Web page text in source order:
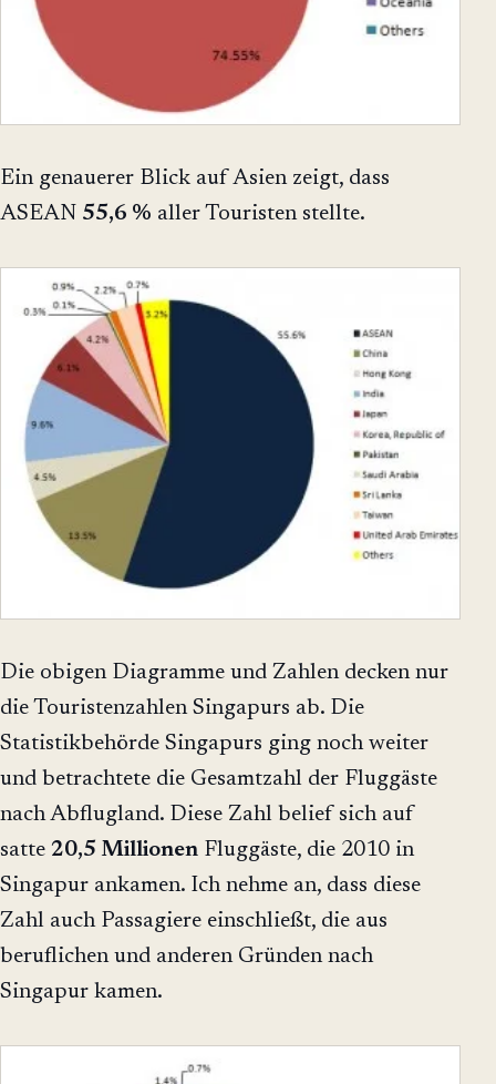
Ein genauerer Blick auf Asien zeigt, dass
ASEAN 55,6 % aller Touristen stellte.
Die obigen Diagramme und Zahlen decken nur
die Touristenzahlen Singapurs ab. Die
Statistikbehörde Singapurs ging noch weiter
und betrachtete die Gesamtzahl der Fluggäste
nach Abflugland. Diese Zahl belief sich auf
satte 20,5 Millionen Fluggäste, die 2010 in
Singapur ankamen. Ich nehme an, dass diese
Zahl auch Passagiere einschließt, die aus
beruflichen und anderen Gründen nach
Singapur kamen.